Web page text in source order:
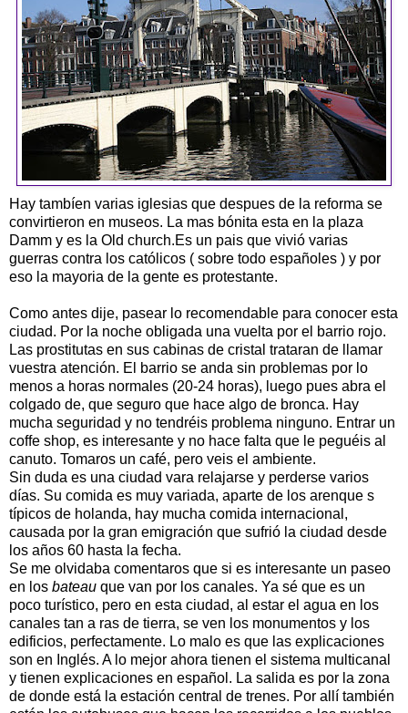
Hay tambíen varias iglesias que despues de la reforma se
convirtieron en museos. La mas bónita esta en la plaza
Damm y es la Old church.Es un pais que vivió varias
guerras contra los católicos ( sobre todo españoles ) y por
eso la mayoria de la gente es protestante.
Como antes dije, pasear lo recomendable para conocer esta
ciudad. Por la noche obligada una vuelta por el barrio rojo.
Las prostitutas en sus cabinas de cristal trataran de llamar
vuestra atención. El barrio se anda sin problemas por lo
menos a horas normales (20-24 horas), luego pues abra el
colgado de, que seguro que hace algo de bronca. Hay
mucha seguridad y no tendréis problema ninguno. Entrar un
coffe shop, es interesante y no hace falta que le peguéis al
canuto. Tomaros un café, pero veis el ambiente.
Sin duda es una ciudad vara relajarse y perderse varios
días. Su comida es muy variada, aparte de los arenque s
típicos de holanda, hay mucha comida internacional,
causada por la gran emigración que sufrió la ciudad desde
los años 60 hasta la fecha.
Se me olvidaba comentaros que si es interesante un paseo
en los bateau que van por los canales. Ya sé que es un
poco turístico, pero en esta ciudad, al estar el agua en los
canales tan a ras de tierra, se ven los monumentos y los
edificios, perfectamente. Lo malo es que las explicaciones
son en Inglés. A lo mejor ahora tienen el sistema multicanal
y tienen explicaciones en español. La salida es por la zona
de donde está la estación central de trenes. Por allí también